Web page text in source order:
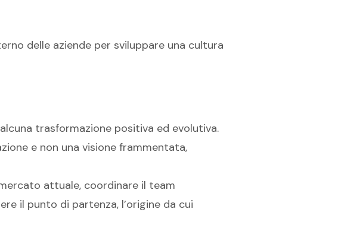
delle aziende per sviluppare una cultura
trasformazione positiva ed evolutiva.
e non una visione frammentata,
attuale, coordinare il team
il punto di partenza, l’origine da cui